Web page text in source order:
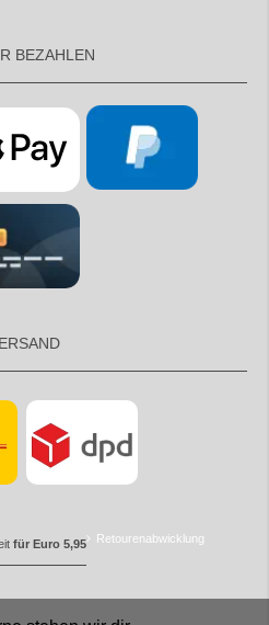
BEZAHLEN
für Euro 5,95 Retourenabwicklung